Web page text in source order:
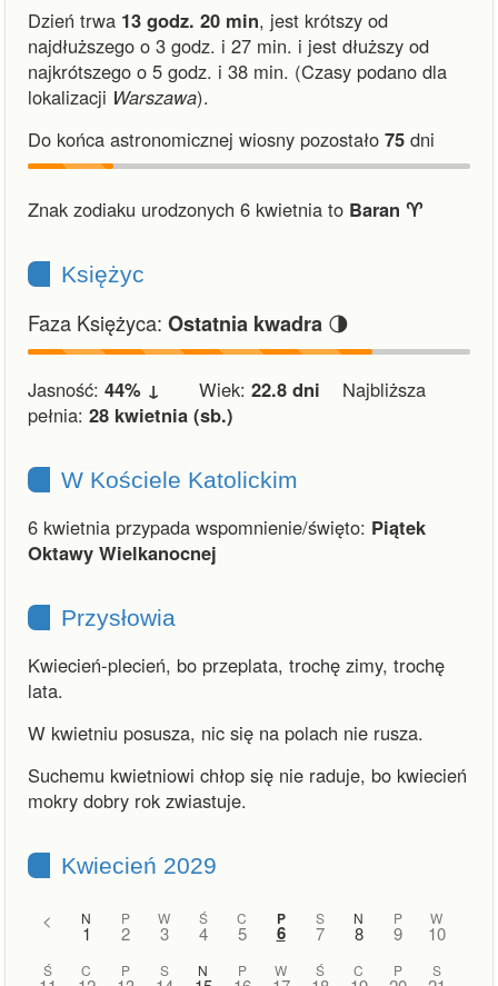
Dzień trwa 13 godz. 20 min, jest krótszy od
najdłuższego o 3 godz. i 27 min. i jest dłuższy od
najkrótszego o 5 godz. i 38 min. (Czasy podano dla
lokalizacji Warszawa).
Do końca astronomicznej wiosny pozostało 75 dni
Znak zodiaku urodzonych 6 kwietnia to Baran ♈︎
Księżyc
Faza Księżyca: Ostatnia kwadra 🌗
Jasność: 44% ↓ Wiek: 22.8 dni Najbliższa
pełnia: 28 kwietnia (sb.)
W Kościele Katolickim
6 kwietnia przypada wspomnienie/święto: Piątek
Oktawy Wielkanocnej
Przysłowia
Kwiecień-plecień, bo przeplata, trochę zimy, trochę
lata.
W kwietniu posusza, nic się na polach nie rusza.
Suchemu kwietniowi chłop się nie raduje, bo kwiecień
mokry dobry rok zwiastuje.
Kwiecień 2029
< N
1
P
2
W
3
Ś
4
C
5
P
6
S
7
N
8
P
9
W
10
Ś C P S N P W Ś C P S